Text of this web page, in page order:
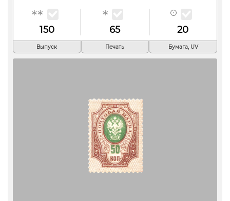
150 65 20
Выпуск Печать Бумага, UV